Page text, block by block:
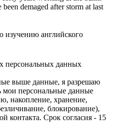
изучению английского
персональных данных
выше данные, я разрешаю
персональные данные
накопление, хранение,
блокирование),
контакта. Срок согласия - 15